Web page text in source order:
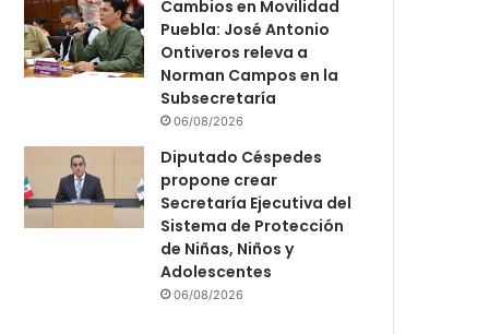
Cambios en Movilidad
Puebla: José Antonio
Ontiveros releva a
Norman Campos en la
Subsecretaría
06/08/2026
Diputado Céspedes
propone crear
Secretaría Ejecutiva del
Sistema de Protección
de Niñas, Niños y
Adolescentes
06/08/2026